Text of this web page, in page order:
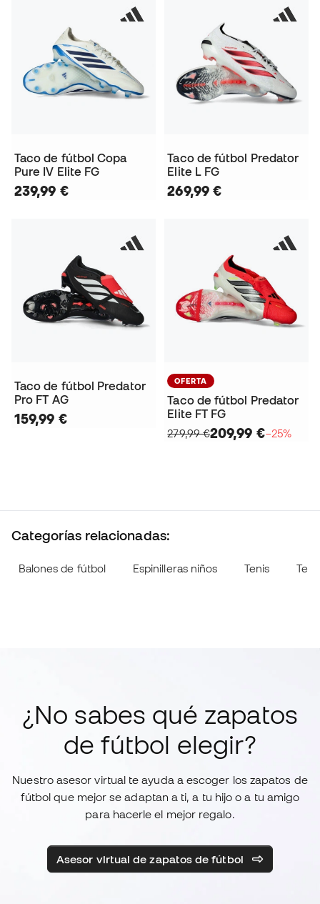
Taco de fútbol Copa
Pure IV Elite FG
239,99 €
Taco de fútbol Predator
Elite L FG
269,99 €
Taco de fútbol Predator
Pro FT AG
159,99 €
OFERTA
Taco de fútbol Predator
Elite FT FG
279,99 €209,99 €−25%
Categorías relacionadas:
Balones de fútbol Espinilleras niños Tenis
¿No sabes qué zapatos
de fútbol elegir?
Nuestro asesor virtual te ayuda a escoger los zapatos de
fútbol que mejor se adaptan a ti, a tu hijo o a tu amigo
para hacerle el mejor regalo.
Asesor virtual de zapatos de fútbol